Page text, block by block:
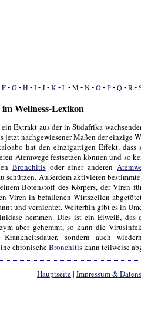
Wellness-Lexikon
Extrakt aus der in Südafrika
jetzt nachgewiesener Maßen der
hat den einzigartigen Effekt,
Atemwege festsetzen können und so
Bronchitisoder einer anderen
schützen. Außerdem aktivieren
Botenstoff des Körpers, der Viren
Viren in befallenen Wirtszellen
und vernichtet. Weiterhin gibt es in
hemmen. Dies ist ein Eiweiß,
aber gehemmt, so kann die
sondern auch
chronischeBronchitiskann teilweise
Hauptseite| Impressum &
F•G•H•I•J•K •L•M•N•O•P•Q•R •